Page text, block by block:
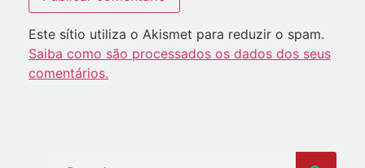
Este sítio utiliza o Akismet para reduzir o spam.
Saiba como são processados os dados dos seus
comentários.